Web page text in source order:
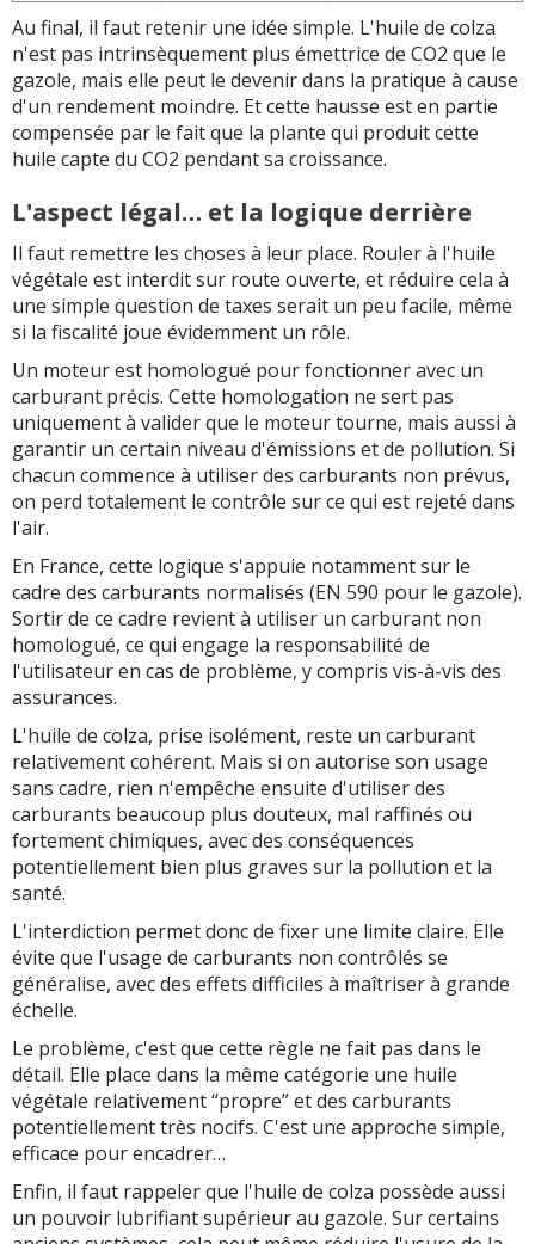
Au final, il faut retenir une idée simple. L'huile de colza
n'est pas intrinsèquement plus émettrice de CO2 que le
gazole, mais elle peut le devenir dans la pratique à cause
d'un rendement moindre. Et cette hausse est en partie
compensée par le fait que la plante qui produit cette
huile capte du CO2 pendant sa croissance.
L'aspect légal… et la logique derrière
Il faut remettre les choses à leur place. Rouler à l'huile
végétale est interdit sur route ouverte, et réduire cela à
une simple question de taxes serait un peu facile, même
si la fiscalité joue évidemment un rôle.
Un moteur est homologué pour fonctionner avec un
carburant précis. Cette homologation ne sert pas
uniquement à valider que le moteur tourne, mais aussi à
garantir un certain niveau d'émissions et de pollution. Si
chacun commence à utiliser des carburants non prévus,
on perd totalement le contrôle sur ce qui est rejeté dans
l'air.
En France, cette logique s'appuie notamment sur le
cadre des carburants normalisés (EN 590 pour le gazole).
Sortir de ce cadre revient à utiliser un carburant non
homologué, ce qui engage la responsabilité de
l'utilisateur en cas de problème, y compris vis-à-vis des
assurances.
L'huile de colza, prise isolément, reste un carburant
relativement cohérent. Mais si on autorise son usage
sans cadre, rien n'empêche ensuite d'utiliser des
carburants beaucoup plus douteux, mal raffinés ou
fortement chimiques, avec des conséquences
potentiellement bien plus graves sur la pollution et la
santé.
L'interdiction permet donc de fixer une limite claire. Elle
évite que l'usage de carburants non contrôlés se
généralise, avec des effets difficiles à maîtriser à grande
échelle.
Le problème, c'est que cette règle ne fait pas dans le
détail. Elle place dans la même catégorie une huile
végétale relativement “propre” et des carburants
potentiellement très nocifs. C'est une approche simple,
efficace pour encadrer…
Enfin, il faut rappeler que l'huile de colza possède aussi
un pouvoir lubrifiant supérieur au gazole. Sur certains